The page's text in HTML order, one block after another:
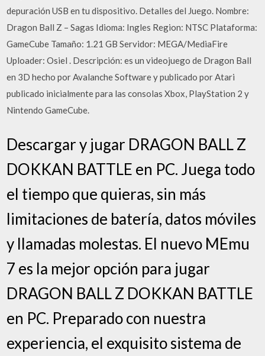
depuración USB en tu dispositivo. Detalles del Juego. Nombre:
Dragon Ball Z – Sagas Idioma: Ingles Region: NTSC Plataforma:
GameCube Tamaño: 1.21 GB Servidor: MEGA/MediaFire
Uploader: Osiel . Descripción: es un videojuego de Dragon Ball
en 3D hecho por Avalanche Software y publicado por Atari
publicado inicialmente para las consolas Xbox, PlayStation 2 y
Nintendo GameCube.
Descargar y jugar DRAGON BALL Z
DOKKAN BATTLE en PC. Juega todo
el tiempo que quieras, sin más
limitaciones de batería, datos móviles
y llamadas molestas. El nuevo MEmu
7 es la mejor opción para jugar
DRAGON BALL Z DOKKAN BATTLE
en PC. Preparado con nuestra
experiencia, el exquisito sistema de